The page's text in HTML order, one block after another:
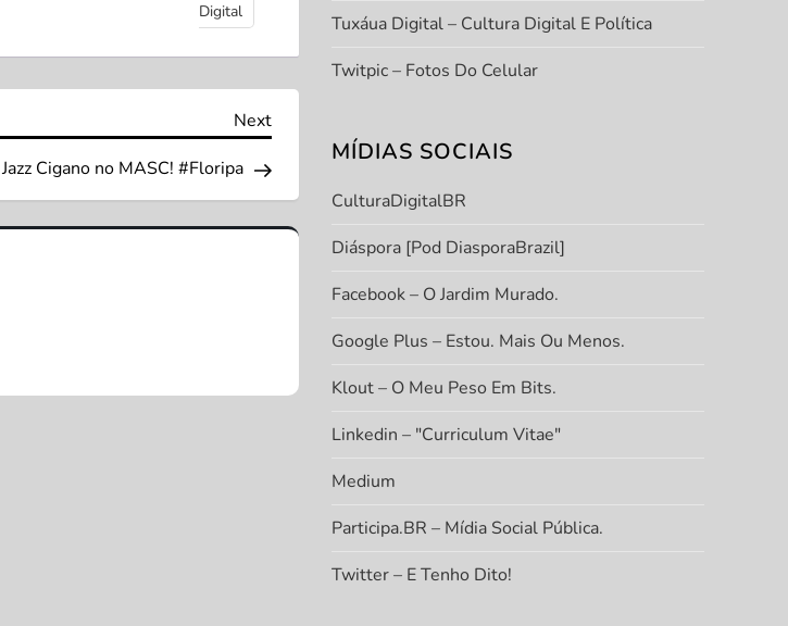
Digital
Next
Next
Jazz Cigano no MASC! #Floripa
Tuxáua Digital – Cultura Digital E Política
Twitpic – Fotos Do Celular
MÍDIAS SOCIAIS
CulturaDigitalBR
Diáspora [Pod DiasporaBrazil]
Facebook – O Jardim Murado.
Google Plus – Estou. Mais Ou Menos.
Klout – O Meu Peso Em Bits.
Linkedin – "Curriculum Vitae"
Medium
Participa.BR – Mídia Social Pública.
Twitter – E Tenho Dito!